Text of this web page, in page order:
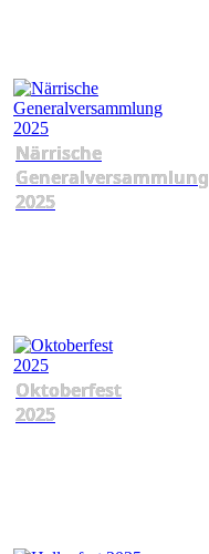
Närrische
Generalversammlung
2025
Oktoberfest
2025